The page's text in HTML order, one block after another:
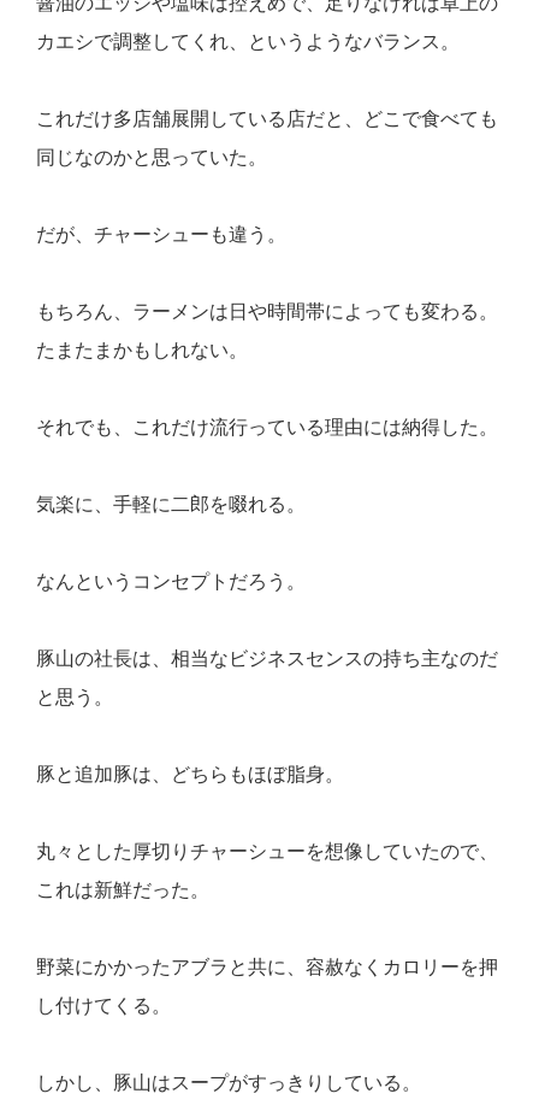
カエシで調整してくれ、というようなバランス。
これだけ多店舗展開している店だと、どこで食べても
同じなのかと思っていた。
だが、チャーシューも違う。
もちろん、ラーメンは日や時間帯によっても変わる。
たまたまかもしれない。
それでも、これだけ流行っている理由には納得した。
気楽に、手軽に二郎を啜れる。
なんというコンセプトだろう。
豚山の社長は、相当なビジネスセンスの持ち主なのだ
と思う。
豚と追加豚は、どちらもほぼ脂身。
丸々とした厚切りチャーシューを想像していたので、
これは新鮮だった。
野菜にかかったアブラと共に、容赦なくカロリーを押
し付けてくる。
しかし、豚山はスープがすっきりしている。